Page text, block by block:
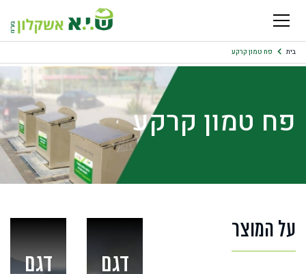
בית פח טמון קרקע
פח טמון קרקע
על המוצר
דגם
דגם